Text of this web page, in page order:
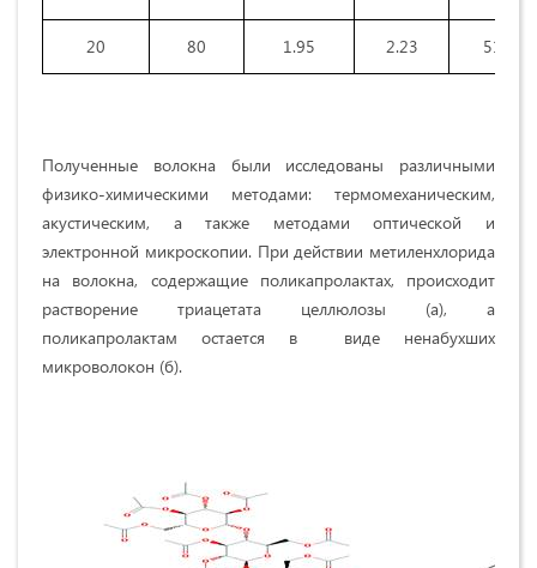
20 80 1.95 2.23 51.55
Полученные волокна были исследованы различными
физико-химическими методами: термомеханическим,
акустическим, а также методами оптической и
электронной микроскопии. При действии метиленхлорида
на волокна, содержащие поликапролактах, происходит
растворение триацетата целлюлозы (а), а
поликапролактам остается в виде ненабухших
микроволокон (б).